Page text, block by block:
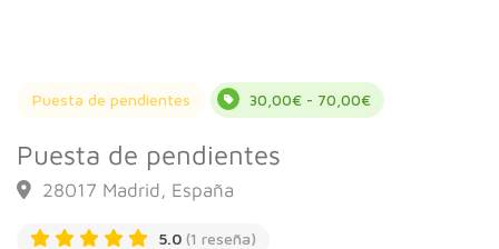
Puesta de pendientes 30,00€ - 70,00€
Puesta de pendientes
28017 Madrid, España
5.0 (1 reseña)